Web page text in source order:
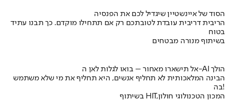
הסוד של איינשטיין שיגדיל לכם את הפנסיה
הריבית דריבית עובדת לטובתכם רק אם תתחילו מוקדם. כך תבנו עתיד
בטוח
בשיתוף מנורה מבטחים
אל תישארו מאחור – בואו לגלות לאן ה-AI הולך
הבינה המלאכותית לא תחליף אנשים, היא תחליף את מי שלא משתמש
בה!
בשיתוף HIT,המכון הטכנולוגי חולון